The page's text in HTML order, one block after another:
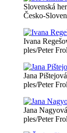
Slovenská
Česko-
Ivana
ples/Peter
Jana
ples/Peter
Jana
ples/Peter